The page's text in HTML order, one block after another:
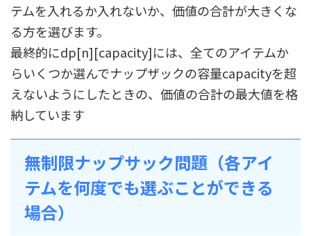
テムを入れるか入れないか、価値の合計が大きくな
る方を選びます。
最終的にdp[n][capacity]には、全てのアイテムか
らいくつか選んでナップザックの容量capacityを超
えないようにしたときの、価値の合計の最大値を格
納しています
無制限ナップサック問題（各アイ
テムを何度でも選ぶことができる
場合）